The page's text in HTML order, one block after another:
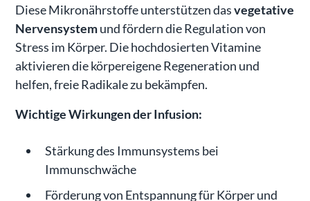
Diese Mikronährstoffe unterstützen dasvegetative
Nervensystemund fördern die Regulation von
Stress im Körper. Die hochdosierten Vitamine
aktivieren die körpereigene Regeneration und
helfen, freie Radikale zu bekämpfen.
Wichtige Wirkungen der Infusion:
Stärkung des Immunsystems bei
Immunschwäche
Förderung von Entspannung für Körper und